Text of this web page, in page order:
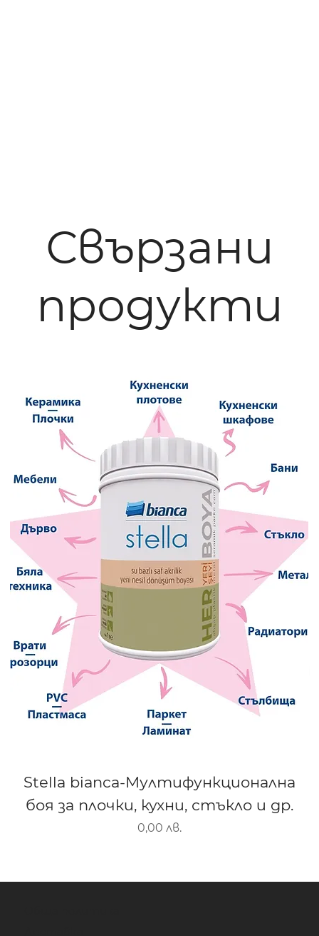
Свързани
продукти
Stella bianca-Мултифункционална
боя за плочки, кухни, стъкло и др.
Цена
0,00 лв.